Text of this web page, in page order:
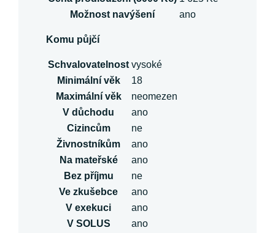
Možnost navýšení
ano
Komu půjčí
Schvalovatelnost vysoké
Minimální věk
18
Maximální věk
neomezen
V důchodu
ano
Cizincům
ne
Živnostníkům
ano
Na mateřské
ano
Bez příjmu
ne
Ve zkušebce
ano
V exekuci
ano
V SOLUS
ano